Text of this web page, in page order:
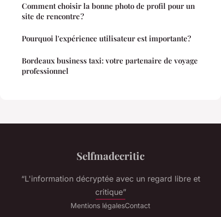
Comment choisir la bonne photo de profil pour un
site de rencontre ?
Pourquoi l'expérience utilisateur est importante?
Bordeaux business taxi: votre partenaire de voyage
professionnel
Selfmadecritic
“L'information décryptée avec un regard libre et
critique”
Mentions légalesContact